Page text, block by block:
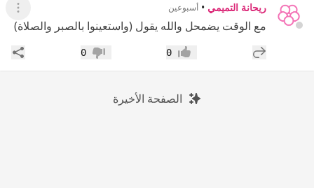
ريحانة التميمي • أسبوعين عرض
مع الوقت يضمحل والله يقول (واستعينوا بالصبر والصلاة)
إضافة رد جديد إعجاب0 عدم إعجاب
0
الصفحة الأخيرة